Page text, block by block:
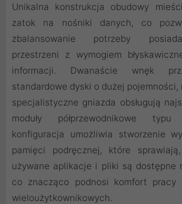
Unikalna konstrukcja obudowy
zatok na nośniki danych, co
zbalansowanie potrzeby
przestrzeni z wymogiem
informacji. Dwanaście wnęk
standardowe dyski o dużej
specjalistyczne gniazda obsługują
moduły półprzewodnikowe
konfiguracja umożliwia stworzenie
pamięci podręcznej, które
używane aplikacje i pliki są dostępne
co znacząco podnosi komfort pracy
wieloużytkownikowych.